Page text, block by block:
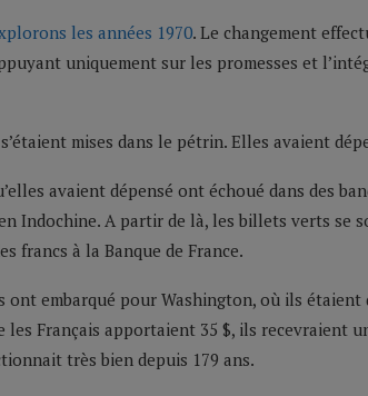
les années 1970. Le changement
uniquement sur les promesses et
mises dans le pétrin. Elles avaient
avaient dépensé ont échoué dans des
Indochine. A partir de là, les billets verts se
francs à la Banque de France.
ont embarqué pour Washington, où ils étaient
les Français apportaient 35 $, ils recevraient
très bien depuis 179 ans.